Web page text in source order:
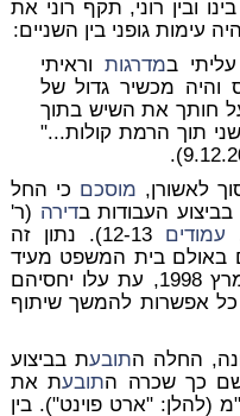
ובין רוני, תקף רוני את
עימות גופני בין השניים:
במדרגות וראיתי
מכשיר גדול של
חותך את השיש בתוך
תוך הרמת קולות..."
לאשורן, מוסכם כי החל
העבודות בדירה (ר'
עמודים
12-13). נתון זה
באולם בית המשפט מעיד
כאלף עדים על כך שמאז חודש מרץ 1998, עת עלו יחסיהם
כל אפשרות להמשך שיתוף
תובעת בביצוע
כך שכרה התובעת את
(להלן: "ארט פוינט"). בין